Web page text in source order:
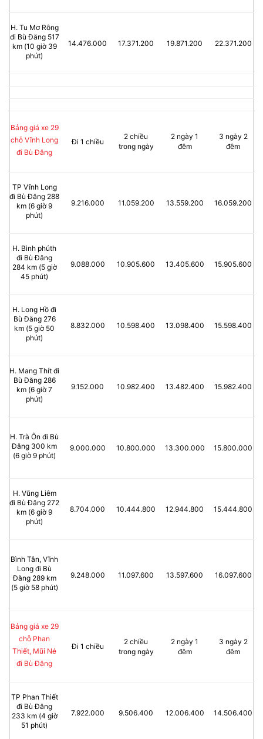
H. Tu Mơ Rông
đi Bù Đăng 517
km (10 giờ 39
phút)
14.476.000 17.371.200 19.871.200 22.371.200
Bảng giá xe 29
chỗ Vĩnh Long
đi Bù Đăng
Đi 1 chiều
2 chiều
trong ngày
2 ngày 1
đêm
3 ngày 2
đêm
TP Vĩnh Long
đi Bù Đăng 288
km (6 giờ 9
phút)
9.216.000 11.059.200 13.559.200 16.059.200
H. Bình phúth
đi Bù Đăng
284 km (5 giờ
45 phút)
9.088.000 10.905.600 13.405.600 15.905.600
H. Long Hồ đi
Bù Đăng 276
km (5 giờ 50
phút)
8.832.000 10.598.400 13.098.400 15.598.400
H. Mang Thít đi
Bù Đăng 286
km (6 giờ 7
phút)
9.152.000 10.982.400 13.482.400 15.982.400
H. Trà Ôn đi Bù
Đăng 300 km
(6 giờ 9 phút)
9.000.000 10.800.000 13.300.000 15.800.000
H. Vũng Liêm
đi Bù Đăng 272
km (6 giờ 9
phút)
8.704.000 10.444.800 12.944.800 15.444.800
Bình Tân, Vĩnh
Long đi Bù
Đăng 289 km
(5 giờ 58 phút)
9.248.000 11.097.600 13.597.600 16.097.600
Bảng giá xe 29
chỗ Phan
Thiết, Mũi Né
đi Bù Đăng
Đi 1 chiều
2 chiều
trong ngày
2 ngày 1
đêm
3 ngày 2
đêm
TP Phan Thiết
đi Bù Đăng
233 km (4 giờ
51 phút)
7.922.000 9.506.400 12.006.400 14.506.400